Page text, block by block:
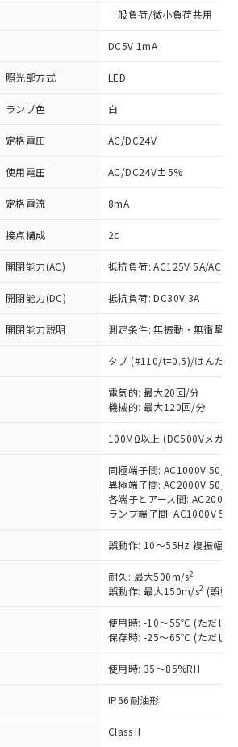
一般負荷/微小負荷共用
DC5V 1mA
照光部方式 LED
ランプ色 白
定格電圧 AC/DC24V
使用電圧 AC/DC24V±5%
定格電流 8mA
接点構成 2c
開閉能力(AC) 抵抗負荷: AC125V 5A/
開閉能力(DC) 抵抗負荷: DC30V 3A
開閉能力説明 測定条件: 無振動・無衝撃
タブ (#110/t=0.5)/はんだづ
電気的: 最大20回/分
機械的: 最大120回/分
100MΩ以上 (DC500Vメガ)
同極端子間: AC1000V 50/
異極端子間: AC2000V 50/
各端子とアース間:
ランプ端子間: AC1000V
誤動作: 10～55Hz 複振幅
耐久: 最大500m/s2
誤動作: 最大150m/s2 (誤動
使用時: -10～55℃ (ただし
保存時: -25～65℃ (ただし
使用時: 35～85%RH
IP66耐油形
Class II
をお読みいただき、同意のうえ
ビスは、当社制御機器事業取扱
)を提供させていただくもので
御機器事業取扱商品の中には、
ビスの対象外となる商品もある
ご了承ください。
況および標準価格照会結果は、
ている更新日時点での社内デー
づき作成されるものであり、閲
た時点での実際の在庫および標
とは異なる場合があることをご
：EU RoHS指令（10物質）の
応した製品が提供可能な商品で
RoHS指令（10物質）の非含
た製品に切り替える予定のある
し：EU RoHS指令（10物質）の
対応の商品で、対応品を出す予
中：EU RoHS指令（10物質）の
応状況を調査中または確認中の
ライセンス料など無形物で、有
と関係のない商品です。
情により、非含有部品として
、含有品と判明した場合などや
することがあります。
10物質）：
以下、 水銀(Hg) 1000ppm以下、 カド
1000ppm以下、ポリ臭化ビフェニル
均質材料含有率が中国RoHSの
であることを示します。
均質材料含有率が中国RoHSの
えていることを示します。
確認です。当社販売部門へお問
さい。
質の基準値 (GB/T26572)：
、これら貴社製品のうち、外国
よび外国貿易法に定める商品
｢規制貨物等」という）を輸出
国外への提供する場合は、日本
の輸出許可(または役務取引許
得するなどの必要な手続きを